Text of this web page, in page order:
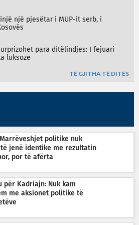
një pjesëtar i MUP-it serb, i
para ditëlindjes: I fejuari
luksoze
TË GJITHA TË DITËS
politike nuk
jenë identike me rezultatin
por të afërta
për Kadriajn: Nuk kam
me aksionet politike të